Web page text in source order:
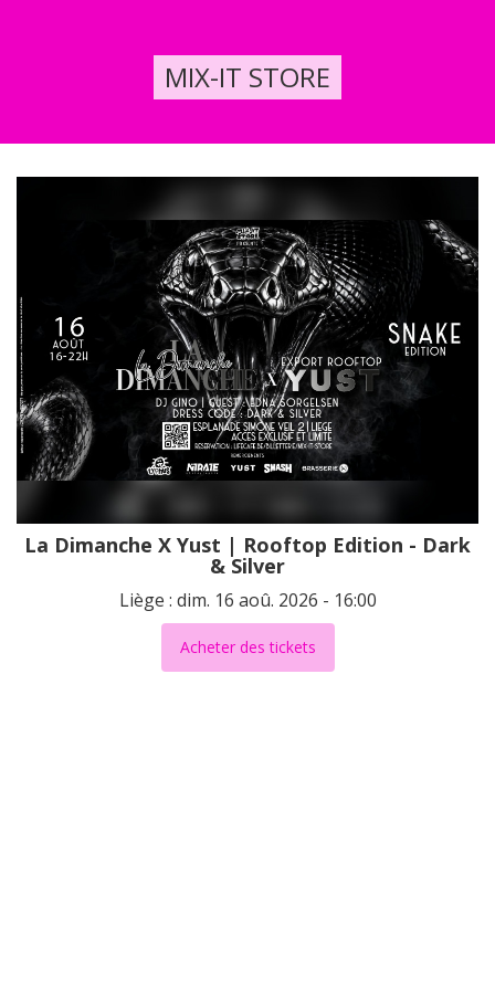
MIX-IT STORE
La Dimanche X Yust | Rooftop Edition - Dark
& Silver
Liège : dim. 16 aoû. 2026 - 16:00
Acheter des tickets